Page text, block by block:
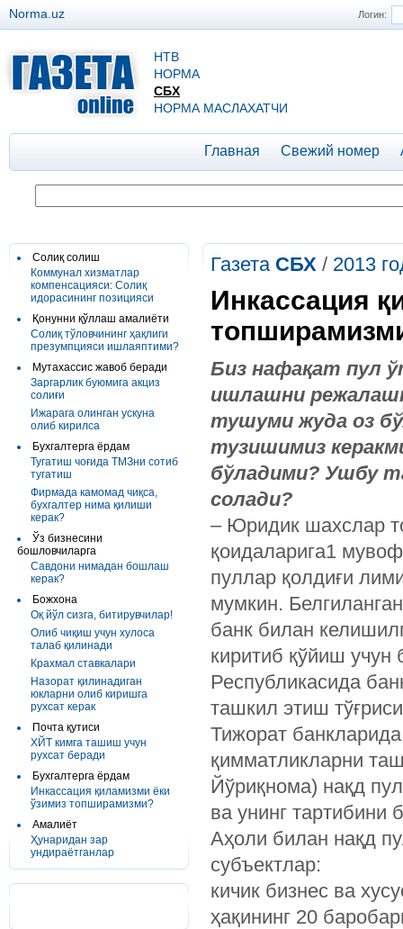
Логин:
Norma.uz
НТВ
НОРМА
СБХ
НОРМА МАСЛАХАТЧИ
Главная Свежий номер
Солиқ солиш
Коммунал хизматлар
компенсацияси: Солиқ
идорасининг позицияси
Қонунни қўллаш амалиёти
Cолиқ тўловчининг ҳақлиги
презумпцияси ишлаяптими?
Мутахассис жавоб беради
Заргарлик буюмига акциз
солиғи
Ижарага олинган ускуна
олиб кирилса
Бухгалтерга ёрдам
Тугатиш чоғида ТМЗни сотиб
тугатиш
Фирмада камомад чиқса,
бухгалтер нима қилиши
керак?
Ўз бизнесини
бошловчиларга
Савдони нимадан бошлаш
керак?
Божхона
Oқ йўл сизга, битирувчилар!
Олиб чиқиш учун хулоса
талаб қилинади
Крахмал ставкалари
Назорат қилинадиган
юкларни олиб киришга
рухсат керак
Почта қутиси
ХЙТ кимга ташиш учун
рухсат беради
Бухгалтерга ёрдам
Инкассация қиламизми ёки
ўзимиз топширамизми?
Амалиёт
Ҳунаридан зар
ундираётганлар
Газета СБХ / 2013
Инкассация
Биз нафақат пул
ишлашни
тушуми жуда оз
тузишимиз
бўладими? Ушбу
солади?
– Юридик шахслар
қоидаларига1
пуллар қолдиғи
мумкин.
банк билан
киритиб қўйиш
Республикасида
ташкил этиш
Тижорат
қимматликларни
Йўриқнома) нақд
ва унинг тартибини
Аҳоли билан нақд
субъектлар:
кичик бизнес ва
ҳақининг 20